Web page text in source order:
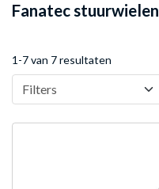
Fanatec stuurwielen
1-7 van 7 resultaten
Filters